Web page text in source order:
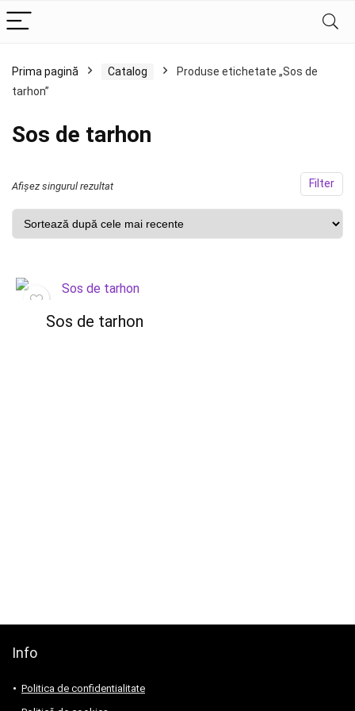
Prima pagină Catalog
Produse etichetate „Sos de
tarhon”
Sos de tarhon
Filter
Afișez singurul rezultat
Sos de tarhon
Info
Politica de confidentialitate